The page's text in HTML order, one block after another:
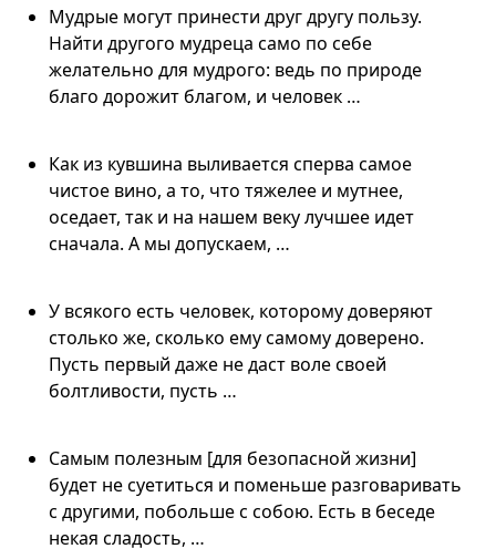
Мудрые могут принести друг другу пользу.
Найти другого мудреца само по себе
желательно для мудрого: ведь по природе
благо дорожит благом, и человек …
Как из кувшина выливается сперва самое
чистое вино, а то, что тяжелее и мутнее,
оседает, так и на нашем веку лучшее идет
сначала. А мы допускаем, …
У всякого есть человек, которому доверяют
столько же, сколько ему самому доверено.
Пусть первый даже не даст воле своей
болтливости, пусть …
Самым полезным [для безопасной жизни]
будет не суетиться и поменьше разговаривать
с другими, побольше с собою. Есть в беседе
некая сладость, …